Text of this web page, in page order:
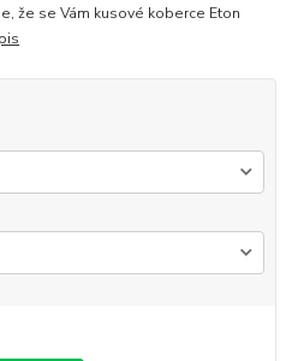
že se Vám kusové koberce Eton